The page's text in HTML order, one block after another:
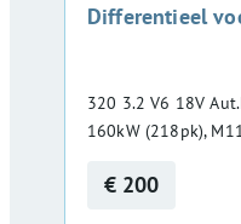
Differentieel
320 3.2 V6 18V
160kW (218pk),
€ 200